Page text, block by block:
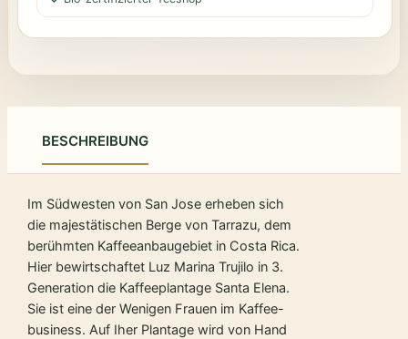
BESCHREIBUNG
Im Südwesten von San Jose erheben sich
die majestätischen Berge von Tarrazu, dem
berühmten Kaffeeanbaugebiet in Costa Rica.
Hier bewirtschaftet Luz Marina Trujilo in 3.
Generation die Kaffeeplantage Santa Elena.
Sie ist eine der Wenigen Frauen im Kaffee-
business. Auf Iher Plantage wird von Hand